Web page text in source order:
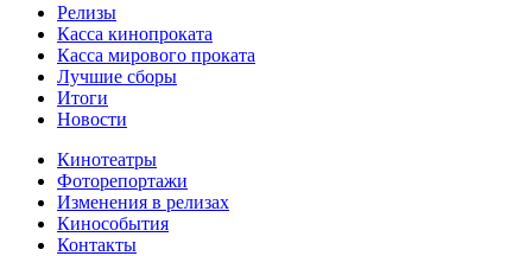
Релизы
Касса кинопроката
Касса мирового проката
Лучшие сборы
Итоги
Новости
Кинотеатры
Фоторепортажи
Изменения в релизах
Кинособытия
Контакты